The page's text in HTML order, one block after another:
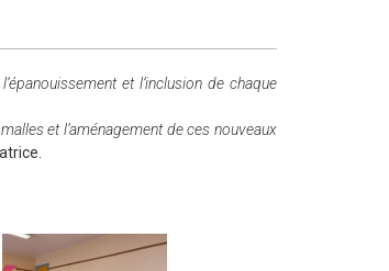
et l’inclusion de chaque
et l’aménagement de ces nouveaux